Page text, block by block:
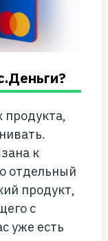
продукта,
к
отдельный
продукт,
с
уже есть